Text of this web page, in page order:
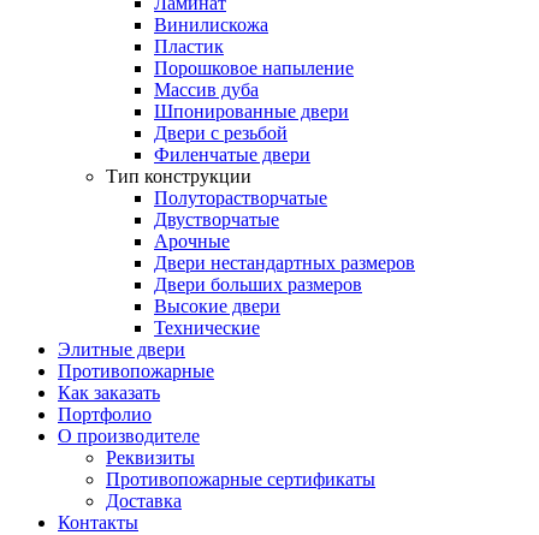
Винилискожа
Пластик
Порошковое напыление
Массив дуба
Шпонированные двери
Двери с резьбой
Филенчатые двери
Тип конструкции
Полуторастворчатые
Двустворчатые
Арочные
Двери нестандартных размеров
Двери больших размеров
Высокие двери
Технические
Элитные двери
Противопожарные
Как заказать
Портфолио
О производителе
Реквизиты
Противопожарные сертификаты
Доставка
Контакты